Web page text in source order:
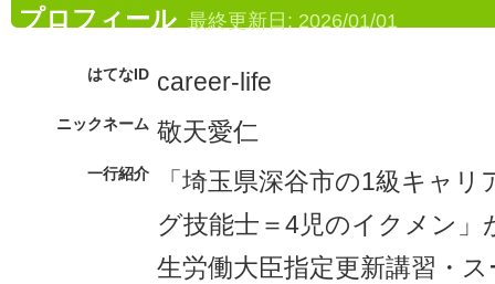
プロフィール 最終更新日: 2026/01/01
はてなID career-life
ニックネーム 敬天愛仁
一行紹介
「埼玉県深谷市の1級キャ
グ技能士＝4児のイクメン」
生労働大臣指定更新講習・